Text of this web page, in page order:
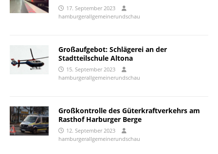
17. September 2023
hamburgerallgemeinerundschau
Großaufgebot: Schlägerei an der
Stadtteilschule Altona
15. September 2023
hamburgerallgemeinerundschau
Großkontrolle des Güterkraftverkehrs am
Rasthof Harburger Berge
12. September 2023
hamburgerallgemeinerundschau